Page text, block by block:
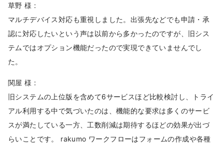
草野 様 :
マルチデバイス対応も重視しました。出張先などでも申請・承
認に対応したいという声は以前から多かったのですが、旧シス
テムではオプション機能だったので実現できていませんでし
た。
関屋 様 :
旧システムの上位版を含めて6サービスほど比較検討し、トライ
アル利用する中で気づいたのは、機能的な要求は多くのサービ
スが満たしている一方、工数削減は期待するほどの効果が出づ
らいことです。 rakumo ワークフローはフォームの作成や各種